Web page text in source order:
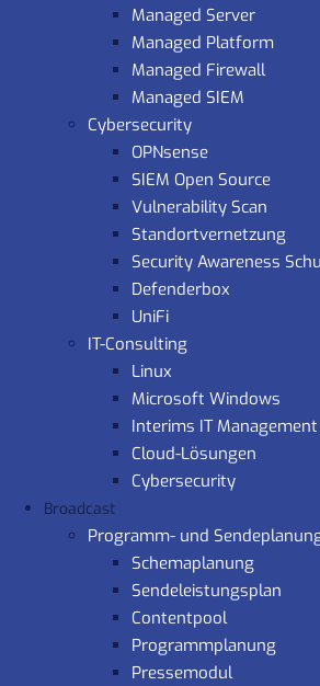
Managed Server
Managed Platform
Managed Firewall
Managed SIEM
Cybersecurity
OPNsense
SIEM Open Source
Vulnerability Scan
Standortvernetzung
Security Awareness
Defenderbox
UniFi
IT-Consulting
Linux
Microsoft Windows
Interims IT Management
Cloud-Lösungen
Cybersecurity
Broadcast
Programm- und
Schemaplanung
Sendeleistungsplan
Contentpool
Programmplanung
Pressemodul